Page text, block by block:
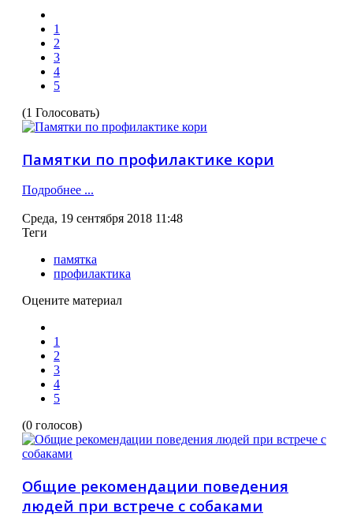
1
2
3
4
5
(1 Голосовать)
Памятки по профилактике кори
Подробнее ...
Среда, 19 сентября 2018 11:48
Теги
памятка
профилактика
Оцените материал
1
2
3
4
5
(0 голосов)
Общие рекомендации поведения
людей при встрече с собаками